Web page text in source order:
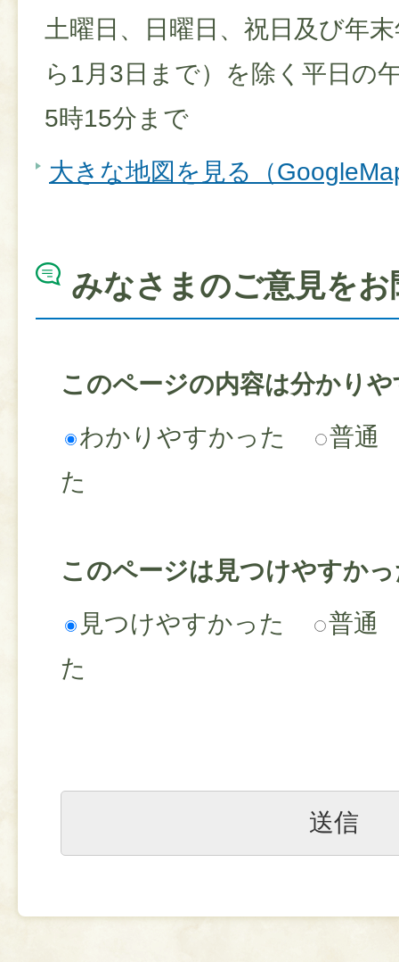
土曜日、日曜日、祝日及び年
ら1月3日まで）を除く平日の
5時15分まで
大きな地図を見る（
みなさまのご意見を
このページの内容は分かり
わかりやすかった
普通
た
このページは見つけやすか
見つけやすかった
普通
た